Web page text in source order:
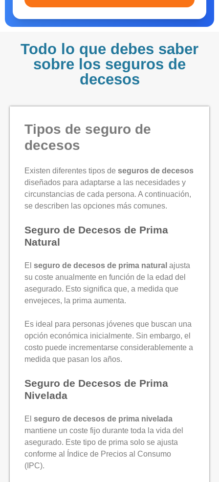
Todo lo que debes saber
sobre los seguros de
decesos
Tipos de seguro de
decesos
Existen diferentes tipos de seguros de decesos
diseñados para adaptarse a las necesidades y
circunstancias de cada persona. A continuación,
se describen las opciones más comunes.
Seguro de Decesos de Prima
Natural
El seguro de decesos de prima natural ajusta
su coste anualmente en función de la edad del
asegurado. Esto significa que, a medida que
envejeces, la prima aumenta.
Es ideal para personas jóvenes que buscan una
opción económica inicialmente. Sin embargo, el
costo puede incrementarse considerablemente a
medida que pasan los años.
Seguro de Decesos de Prima
Nivelada
El seguro de decesos de prima nivelada
mantiene un coste fijo durante toda la vida del
asegurado. Este tipo de prima solo se ajusta
conforme al Índice de Precios al Consumo
(IPC).